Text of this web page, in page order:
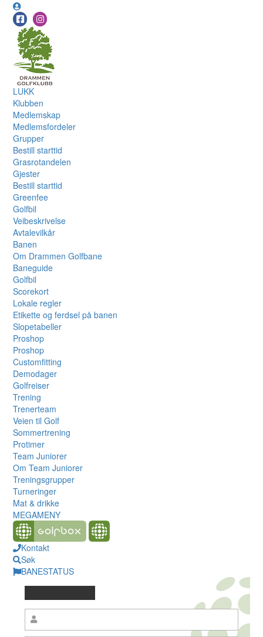
LUKK
Klubben
Medlemskap
Medlemsfordeler
Grupper
Bestill starttid
Grasrotandelen
Gjester
Bestill starttid
Greenfee
Golfbil
Veibeskrivelse
Avtalevilkår
Banen
Om Drammen Golfbane
Baneguide
Golfbil
Scorekort
Lokale regler
Etikette og ferdsel på banen
Slopetabeller
Proshop
Proshop
Customfitting
Demodager
Golfreiser
Trening
Trenerteam
Veien til Golf
Sommertrening
Protimer
Team Juniorer
Om Team Juniorer
Treningsgrupper
Turneringer
Mat & drikke
MEGAMENY
Kontakt
Søk
BANESTATUS